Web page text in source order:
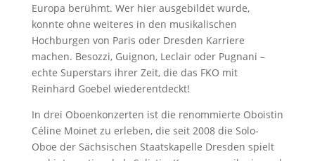
Europa berühmt. Wer hier ausgebildet wurde,
konnte ohne weiteres in den musikalischen
Hochburgen von Paris oder Dresden Karriere
machen. Besozzi, Guignon, Leclair oder Pugnani –
echte Superstars ihrer Zeit, die das FKO mit
Reinhard Goebel wiederentdeckt!
In drei Oboenkonzerten ist die renommierte Oboistin
Céline Moinet zu erleben, die seit 2008 die Solo-
Oboe der Sächsischen Staatskapelle Dresden spielt